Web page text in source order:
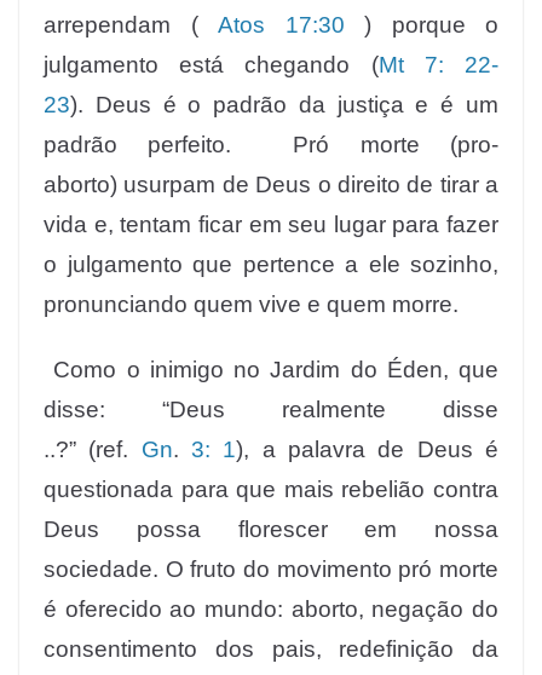
arrependam ( Atos 17:30 ) porque o
julgamento está chegando (Mt 7: 22-
23). Deus é o padrão da justiça e é um
padrão perfeito. Pró morte (pro-
aborto) usurpam de Deus o direito de tirar a
vida e, tentam ficar em seu lugar para fazer
o julgamento que pertence a ele sozinho,
pronunciando quem vive e quem morre.
Como o inimigo no Jardim do Éden, que
disse: “Deus realmente disse
..?” (ref. Gn.3: 1), a palavra de Deus é
questionada para que mais rebelião contra
Deus possa florescer em nossa
sociedade. O fruto do movimento pró morte
é oferecido ao mundo: aborto, negação do
consentimento dos pais, redefinição da